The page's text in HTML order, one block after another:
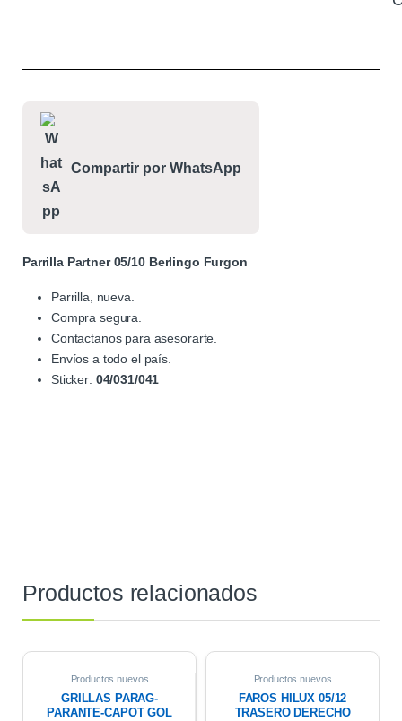
Compartir por WhatsApp
Parrilla Partner 05/10 Berlingo Furgon
Parrilla, nueva.
Compra segura.
Contactanos para asesorarte.
Envíos a todo el país.
Sticker: 04/031/041
Productos relacionados
Productos nuevos
GRILLAS PARAG-
PARANTE-CAPOT GOL
Productos nuevos
FAROS HILUX 05/12
TRASERO DERECHO